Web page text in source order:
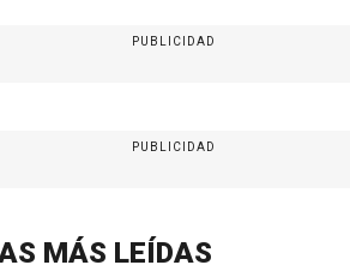
PUBLICIDAD
PUBLICIDAD
MÁS LEÍDAS